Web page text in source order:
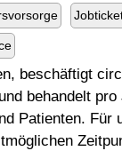
beschäftigt
behandelt
Patienten. Für